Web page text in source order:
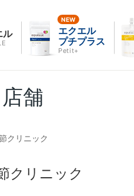
ル
エクエル
プチプラス
Petit+
舗
クリニック
クリニック